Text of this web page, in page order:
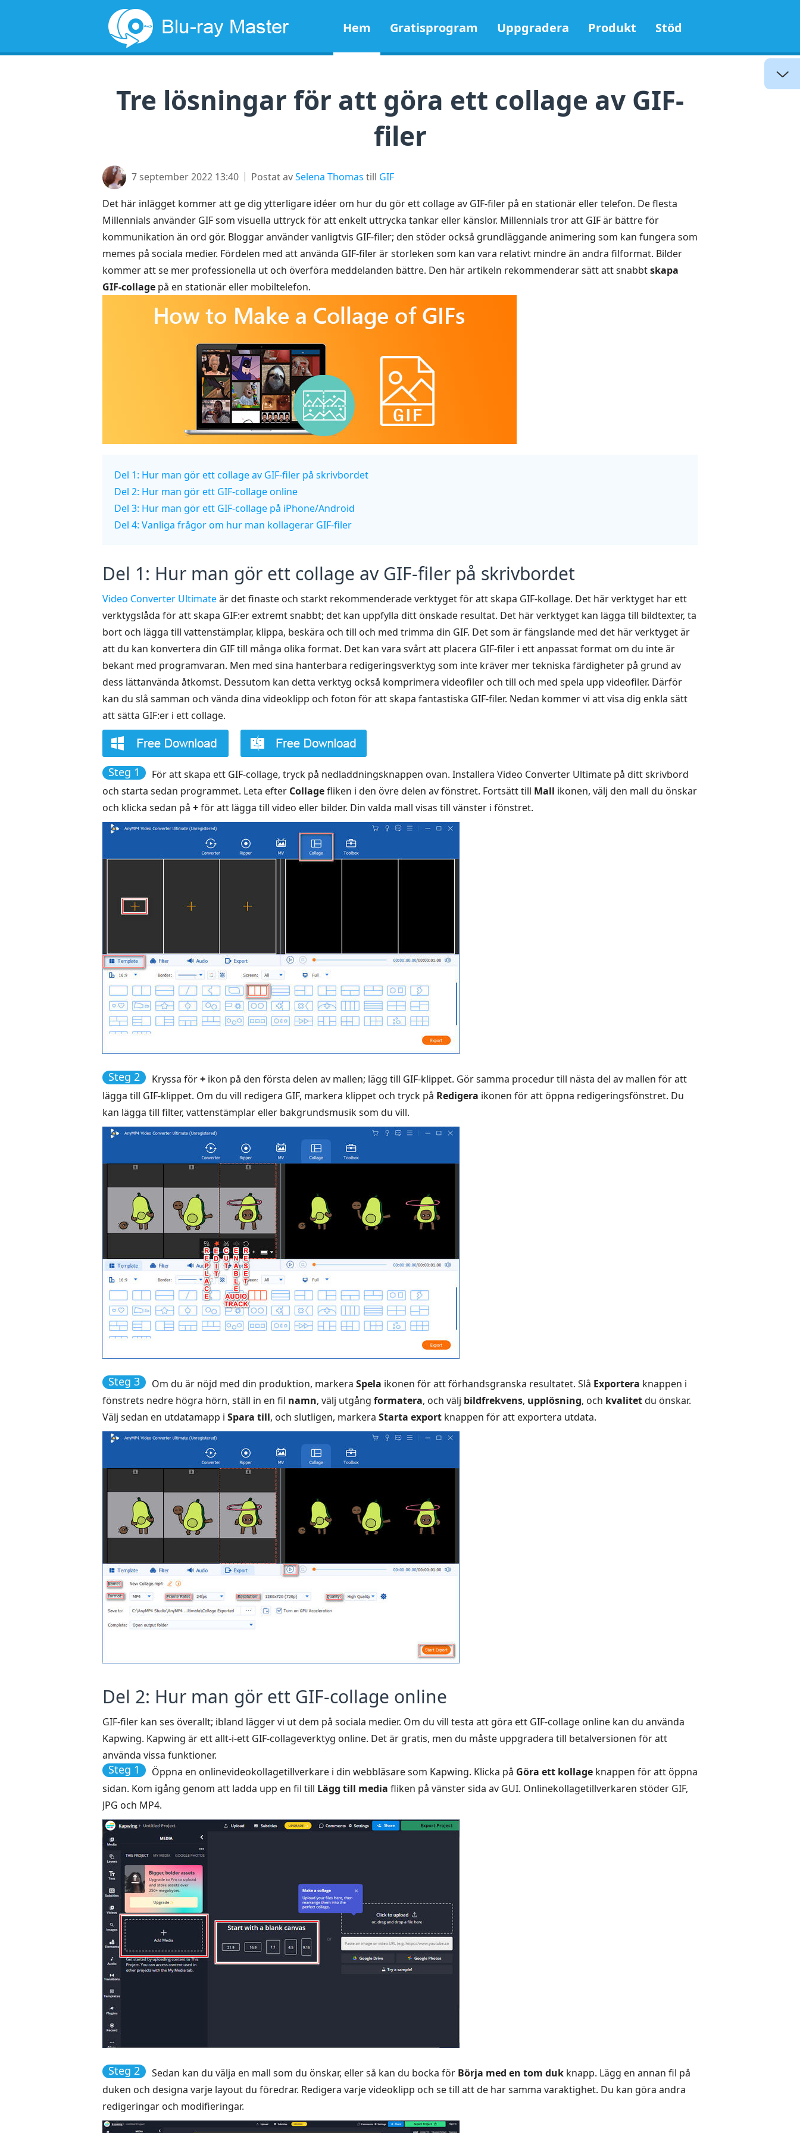
Hem Gratisprogram Uppgradera Produkt Stöd
Tre lösningar för att göra ett collage av GIF-
filer
7 september 2022 13:40 Postat avSelena Thomas till GIF
Det här inlägget kommer att ge dig ytterligare idéer om hur du gör ett collage av GIF-filer på en stationär eller telefon. De flesta
Millennials använder GIF som visuella uttryck för att enkelt uttrycka tankar eller känslor. Millennials tror att GIF är bättre för
kommunikation än ord gör. Bloggar använder vanligtvis GIF-filer; den stöder också grundläggande animering som kan fungera som
memes på sociala medier. Fördelen med att använda GIF-filer är storleken som kan vara relativt mindre än andra filformat. Bilder
kommer att se mer professionella ut och överföra meddelanden bättre. Den här artikeln rekommenderar sätt att snabbtskapa
GIF-collage på en stationär eller mobiltelefon.
Del 1: Hur man gör ett collage av GIF-filer på skrivbordet
Del 2: Hur man gör ett GIF-collage online
Del 3: Hur man gör ett GIF-collage på iPhone/Android
Del 4: Vanliga frågor om hur man kollagerar GIF-filer
Del 1: Hur man gör ett collage av GIF-filer på skrivbordet
Video Converter Ultimateär det finaste och starkt rekommenderade verktyget för att skapa GIF-kollage. Det här verktyget har ett
verktygslåda för att skapa GIF:er extremt snabbt; det kan uppfylla ditt önskade resultat. Det här verktyget kan lägga till bildtexter, ta
bort och lägga till vattenstämplar, klippa, beskära och till och med trimma din GIF. Det som är fängslande med det här verktyget är
att du kan konvertera din GIF till många olika format. Det kan vara svårt att placera GIF-filer i ett anpassat format om du inte är
bekant med programvaran. Men med sina hanterbara redigeringsverktyg som inte kräver mer tekniska färdigheter på grund av
dess lättanvända åtkomst. Dessutom kan detta verktyg också komprimera videofiler och till och med spela upp videofiler. Därför
kan du slå samman och vända dina videoklipp och foton för att skapa fantastiska GIF-filer. Nedan kommer vi att visa dig enkla sätt
att sätta GIF:er i ett collage.
Steg 1
För att skapa ett GIF-collage, tryck på nedladdningsknappen ovan. Installera Video Converter Ultimate på ditt skrivbord
och starta sedan programmet. Leta efter Collagefliken i den övre delen av fönstret. Fortsätt till Mall ikonen, välj den mall du önskar
och klicka sedan på +för att lägga till video eller bilder. Din valda mall visas till vänster i fönstret.
Steg 2 Kryssa för+ ikon på den första delen av mallen; lägg till GIF-klippet. Gör samma procedur till nästa del av mallen för att
lägga till GIF-klippet. Om du vill redigera GIF, markera klippet och tryck på Redigera ikonen för att öppna redigeringsfönstret. Du
kan lägga till filter, vattenstämplar eller bakgrundsmusik som du vill.
Steg 3 Om du är nöjd med din produktion, markera Spela ikonen för att förhandsgranska resultatet. Slå Exportera knappen i
fönstrets nedre högra hörn, ställ in en fil namn, välj utgång formatera, och välj bildfrekvens, upplösning, och kvalitetdu önskar.
Välj sedan en utdatamapp i Spara till, och slutligen, markera Starta export knappen för att exportera utdata.
Del 2: Hur man gör ett GIF-collage online
GIF-filer kan ses överallt; ibland lägger vi ut dem på sociala medier. Om du vill testa att göra ett GIF-collage online kan du använda
Kapwing. Kapwing är ett allt-i-ett GIF-collageverktyg online. Det är gratis, men du måste uppgradera till betalversionen för att
använda vissa funktioner.
Steg 1 Öppna en onlinevideokollagetillverkare i din webbläsare som Kapwing. Klicka på Göra ett kollage knappen för att öppna
sidan. Kom igång genom att ladda upp en fil till Lägg till media fliken på vänster sida av GUI. Onlinekollagetillverkaren stöder GIF,
JPG och MP4.
Steg 2 Sedan kan du välja en mall som du önskar, eller så kan du bocka för Börja med en tom duk knapp. Lägg en annan fil på
duken och designa varje layout du föredrar. Redigera varje videoklipp och se till att de har samma varaktighet. Du kan göra andra
redigeringar och modifieringar.